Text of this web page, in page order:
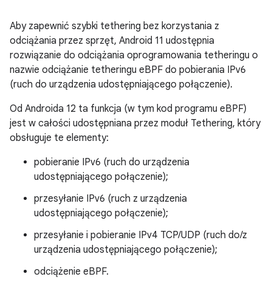
Aby zapewnić szybki tethering bez korzystania z
odciążania przez sprzęt, Android 11 udostępnia
rozwiązanie do odciążania oprogramowania tetheringu o
nazwie odciążanie tetheringu eBPF do pobierania IPv6
(ruch do urządzenia udostępniającego połączenie).
Od Androida 12 ta funkcja (w tym kod programu eBPF)
jest w całości udostępniana przez moduł Tethering, który
obsługuje te elementy:
pobieranie IPv6 (ruch do urządzenia
udostępniającego połączenie);
przesyłanie IPv6 (ruch z urządzenia
udostępniającego połączenie);
przesyłanie i pobieranie IPv4 TCP/UDP (ruch do/z
urządzenia udostępniającego połączenie);
odciążenie eBPF.